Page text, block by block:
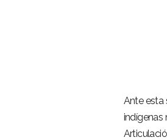
Ante esta
indígenas